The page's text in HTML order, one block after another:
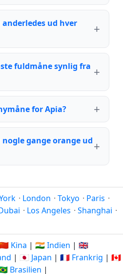
ud hver
fuldmåne synlig fra
for Apia?
gange orange ud
· London · Tokyo · Paris ·
· Los Angeles · Shanghai ·
Kina | 🇮🇳 Indien | 🇬🇧
| 🇯🇵 Japan | 🇫🇷 Frankrig | 🇨🇦
Brasilien |